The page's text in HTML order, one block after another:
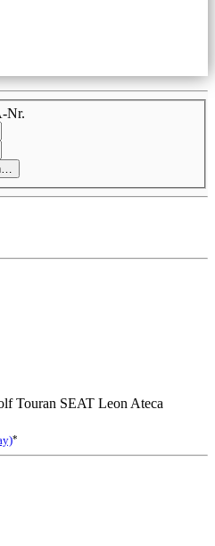
Nr.
Touran SEAT Leon Ateca
*